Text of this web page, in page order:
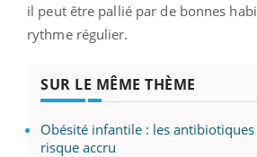
il peut être pallié par de bonnes
rythme régulier.
SUR LE MÊME THÈME
Obésité infantile : les antibiotiques
risque accru